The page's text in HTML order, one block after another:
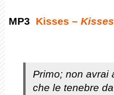
MP3 Kisses – Kisses
Primo; non avrai
che le tenebre